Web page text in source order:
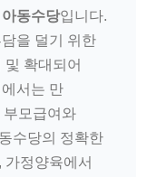
아동수당입니다.
을 덜기 위한
확대되어
서는 만
부모급여와
수당의 정확한
가정양육에서